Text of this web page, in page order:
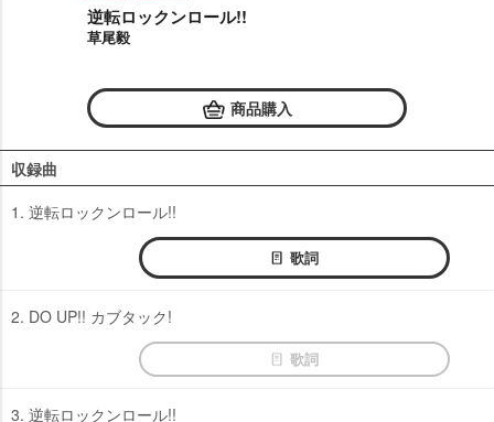
逆転ロックンロール!!
草尾毅
商品購入
収録曲
1. 逆転ロックンロール!!
歌詞
2. DO UP!! カブタック!
歌詞
3. 逆転ロックンロール!!